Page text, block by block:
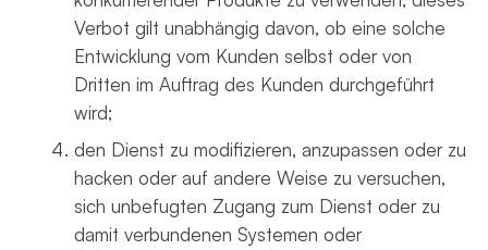
Verbot gilt unabhängig davon, ob eine solche
Entwicklung vom Kunden selbst oder von
Dritten im Auftrag des Kunden durchgeführt
wird;
den Dienst zu modifizieren, anzupassen oder zu
hacken oder auf andere Weise zu versuchen,
sich unbefugten Zugang zum Dienst oder zu
damit verbundenen Systemen oder